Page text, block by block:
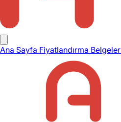
Ana Sayfa Fiyatlandırma Belgeler